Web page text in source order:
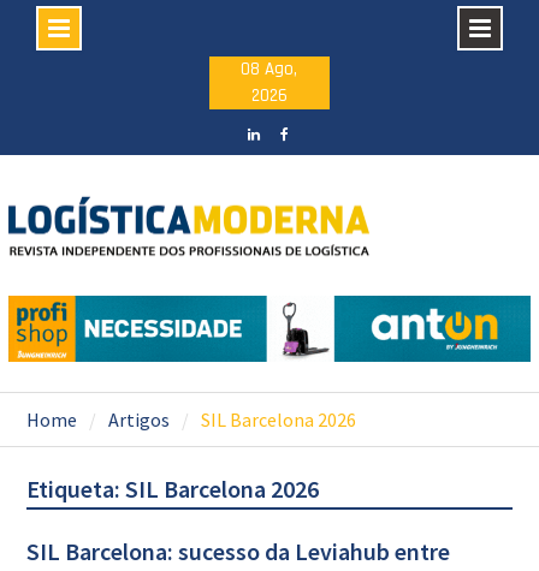
08 Ago,
2026
Home Artigos SIL Barcelona 2026
Etiqueta: SIL Barcelona 2026
SIL Barcelona: sucesso da Leviahub entre